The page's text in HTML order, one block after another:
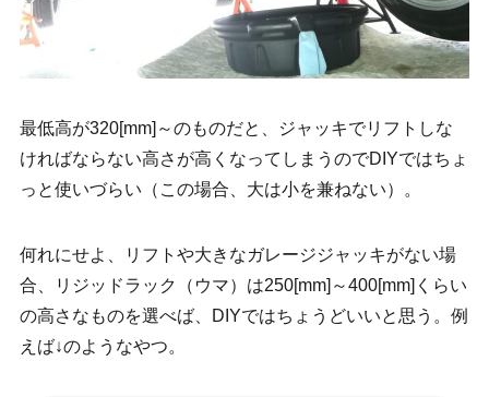
最低高が320[mm]～のものだと、ジャッキでリフトしな
ければならない高さが高くなってしまうのでDIYではちょ
っと使いづらい（この場合、大は小を兼ねない）。
何れにせよ、リフトや大きなガレージジャッキがない場
合、リジッドラック（ウマ）は250[mm]～400[mm]くらい
の高さなものを選べば、DIYではちょうどいいと思う。例
えば↓のようなやつ。